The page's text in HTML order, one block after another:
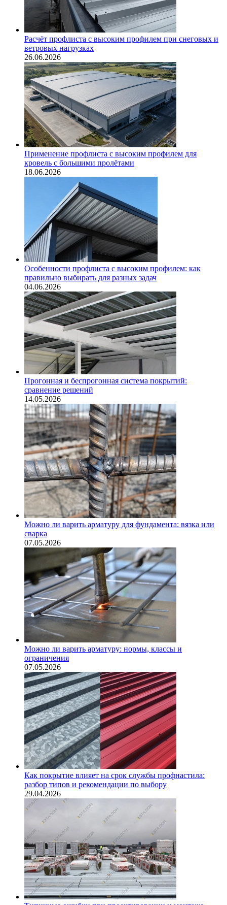
Расчёт профлиста с высоким профилем при снеговых и
ветровых нагрузках
26.06.2026
Применение профлиста с высоким профилем для
кровель с большими пролётами
18.06.2026
Особенности профлиста с высоким профилем: как
правильно выбирать для разных задач
04.06.2026
Прогонная и беспрогонная система покрытий:
сравнение решений
14.05.2026
Можно ли варить арматуру для фундамента: вязка или
сварка
07.05.2026
Можно ли варить арматуру: нормы, классы и
ограничения
07.05.2026
Как покрытие влияет на срок службы профнастила:
разбор типов и рекомендации по выбору
29.04.2026